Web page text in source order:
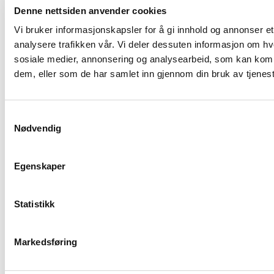
Denne nettsiden anvender cookies
Vi bruker informasjonskapsler for å gi innhold og annonser
analysere trafikken vår. Vi deler dessuten informasjon om
sosiale medier, annonsering og analysearbeid, som kan
dem, eller som de har samlet inn gjennom din bruk av
Nødvendig
Egenskaper
Statistikk
Markedsføring
Våre eiere